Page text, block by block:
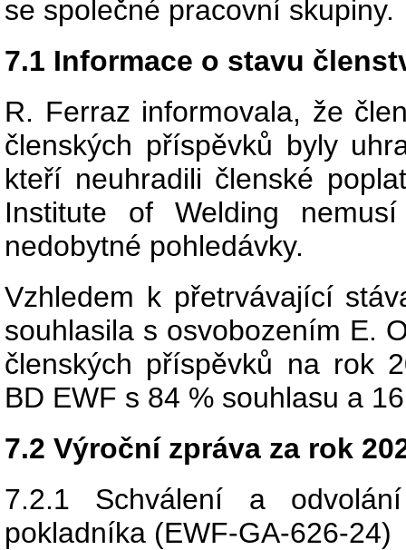
se společné pracovní skupiny.
7.1 Informace o stavu
R. Ferraz informovala, že
členských příspěvků byly
kteří neuhradili členské
Institute of Welding
nedobytné pohledávky.
Vzhledem k přetrvávající
souhlasila s osvobozením E.
členských příspěvků na rok
BD EWF s 84 % souhlasu a
7.2 Výroční zpráva za rok
7.2.1 Schválení a
pokladníka (EWF-GA-626-24)